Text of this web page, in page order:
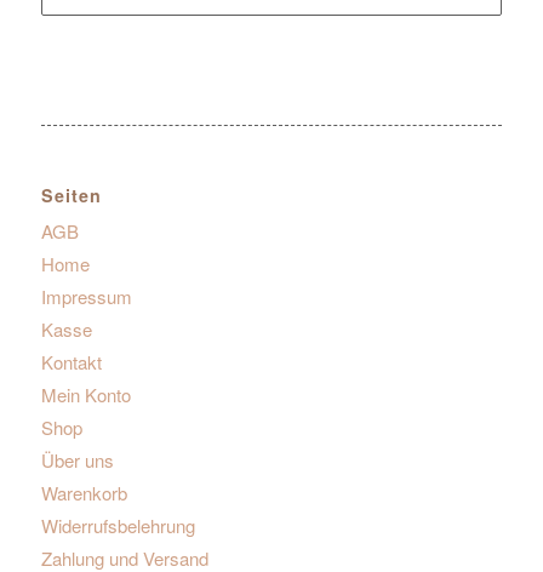
Seiten
AGB
Home
Impressum
Kasse
Kontakt
Mein Konto
Shop
Über uns
Warenkorb
Widerrufsbelehrung
Zahlung und Versand